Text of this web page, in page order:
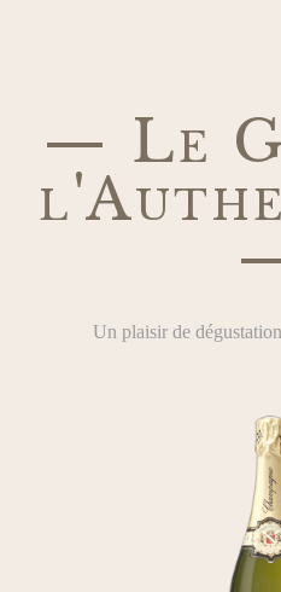
— Le
Un plaisir de